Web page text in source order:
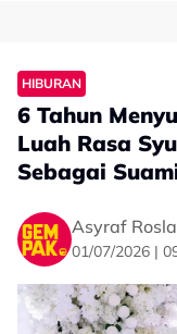
HIBURAN
6 Tahun
Luah Rasa
Sebagai
Asyraf
01/07/2026 |